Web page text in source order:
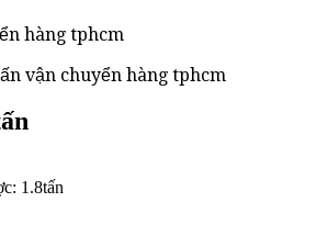
vận chuyển hàng tphcm
1.8tấn